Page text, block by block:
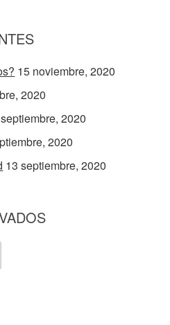
15 noviembre, 2020
2020
2020
2020
13 septiembre, 2020